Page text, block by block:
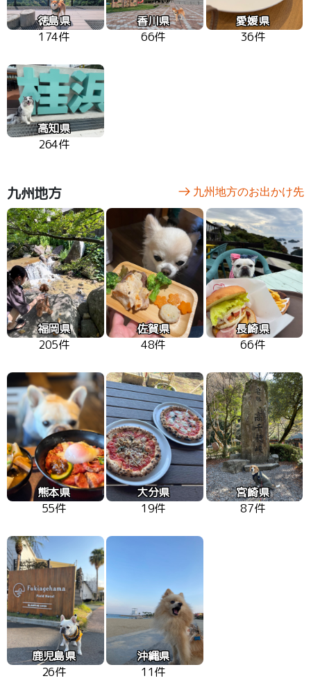
徳島県
174件
香川県
66件
愛媛県
36件
高知県
264件
九州地方 九州地方のお出かけ先
福岡県
205件
佐賀県
48件
長崎県
66件
熊本県
55件
大分県
19件
宮崎県
87件
鹿児島県
26件
沖縄県
11件